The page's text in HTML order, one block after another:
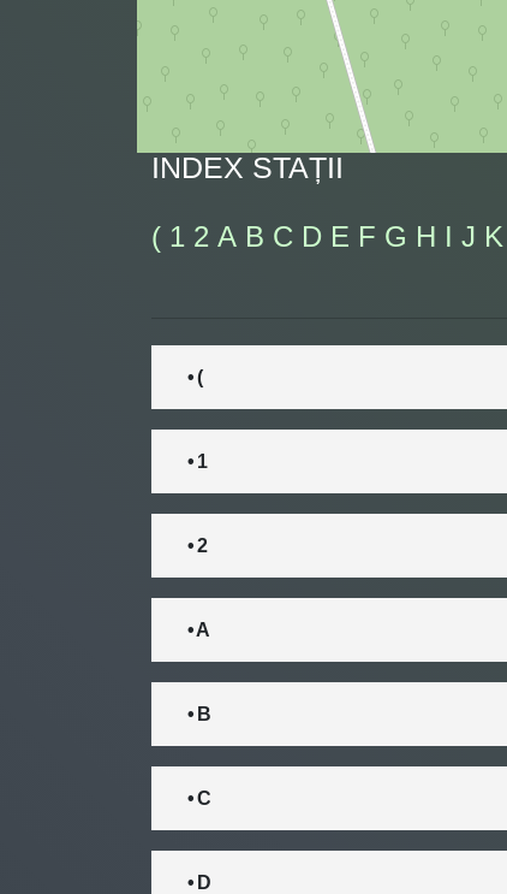
INDEX STAȚII
( 1 2 A B C D E F G H I J K
• (
• 1
• 2
• A
• B
• C
• D